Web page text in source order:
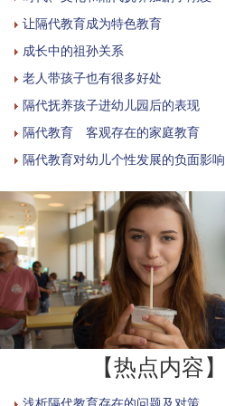
让隔代教育成为特色教育
成长中的祖孙关系
老人带孩子也有很多好处
隔代抚养孩子进幼儿园后的表现
隔代教育 客观存在的家庭教育
隔代教育对幼儿个性发展的负面影响
【热点内容】